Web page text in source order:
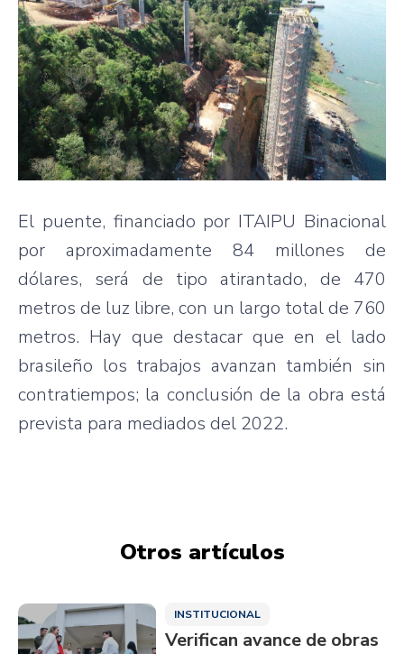
El puente, financiado por ITAIPU Binacional
por aproximadamente 84 millones de
dólares, será de tipo atirantado, de 470
metros de luz libre, con un largo total de 760
metros. Hay que destacar que en el lado
brasileño los trabajos avanzan también sin
contratiempos; la conclusión de la obra está
prevista para mediados del 2022.
Otros artículos
INSTITUCIONAL
Verifican avance de obras